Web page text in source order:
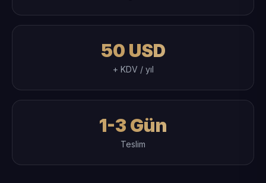
50 USD
+ KDV / yıl
1-3 Gün
Teslim